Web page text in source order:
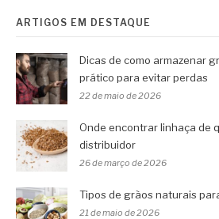
ARTIGOS EM DESTAQUE
Dicas de como armazenar
prático para evitar perdas
22 de maio de 2026
Onde encontrar linhaça de
distribuidor
26 de março de 2026
Tipos de grãos naturais
21 de maio de 2026